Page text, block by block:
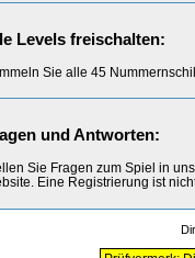
Levels freischalten:
Sie alle 45
und Antworten:
Sie Fragen zum Spiel in
Eine Registrierung ist